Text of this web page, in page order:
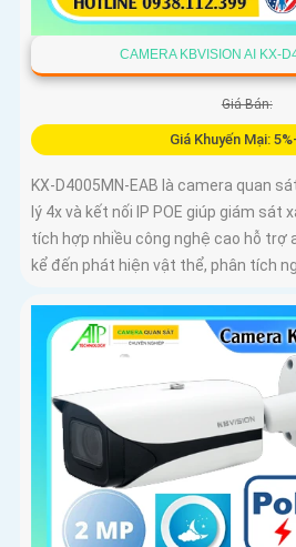
CAMERA KBVISION AI KX-
Giá Bán:
Giá Khuyến Mại:
KX-D4005MN-EAB là camera quan
lý 4x và kết nối IP POE giúp giám sát
tích hợp nhiều công nghệ cao hỗ trợ
kể đến phát hiện vật thể, phân tích